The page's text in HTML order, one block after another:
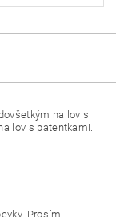
na lov s
lov s patentkami.
Prosím